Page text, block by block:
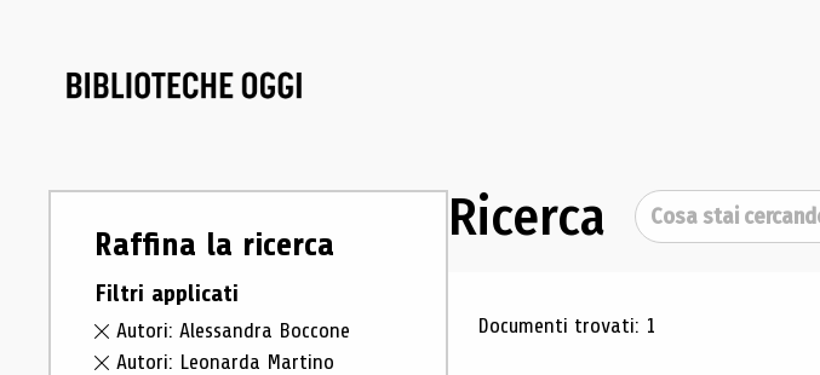
Raffina la ricerca
Filtri applicati
Autori: Alessandra Boccone
Autori: Leonarda Martino
Ricerca Cerca
Risultati di ricerca
Documenti trovati: 1